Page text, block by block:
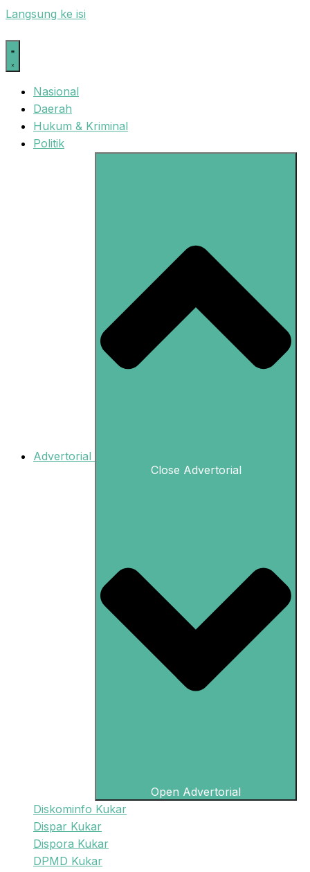
Langsung ke isi
Nasional
Daerah
Hukum & Kriminal
Politik
Advertorial
Close Advertorial
Open Advertorial
Diskominfo Kukar
Dispar Kukar
Dispora Kukar
DPMD Kukar